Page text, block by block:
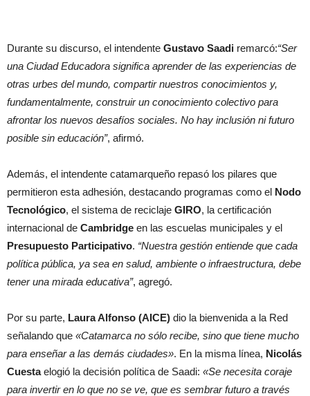
Durante su discurso, el intendente Gustavo Saadi remarcó:“Ser
una Ciudad Educadora significa aprender de las experiencias de
otras urbes del mundo, compartir nuestros conocimientos y,
fundamentalmente, construir un conocimiento colectivo para
afrontar los nuevos desafíos sociales. No hay inclusión ni futuro
posible sin educación”, afirmó.
Además, el intendente catamarqueño repasó los pilares que
permitieron esta adhesión, destacando programas como el Nodo
Tecnológico, el sistema de reciclaje GIRO, la certificación
internacional de Cambridge en las escuelas municipales y el
Presupuesto Participativo. “Nuestra gestión entiende que cada
política pública, ya sea en salud, ambiente o infraestructura, debe
tener una mirada educativa”, agregó.
Por su parte, Laura Alfonso (AICE) dio la bienvenida a la Red
señalando que «Catamarca no sólo recibe, sino que tiene mucho
para enseñar a las demás ciudades». En la misma línea, Nicolás
Cuestaelogió la decisión política de Saadi: «Se necesita coraje
para invertir en lo que no se ve, que es sembrar futuro a través